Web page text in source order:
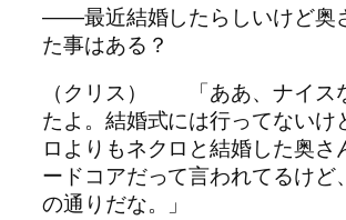
――最近結婚したらしいけど奥
た事はある？
（クリス） 「ああ、ナイス
たよ。結婚式には行ってないけ
ロよりもネクロと結婚した奥さ
ードコアだって言われてるけど
の通りだな。」